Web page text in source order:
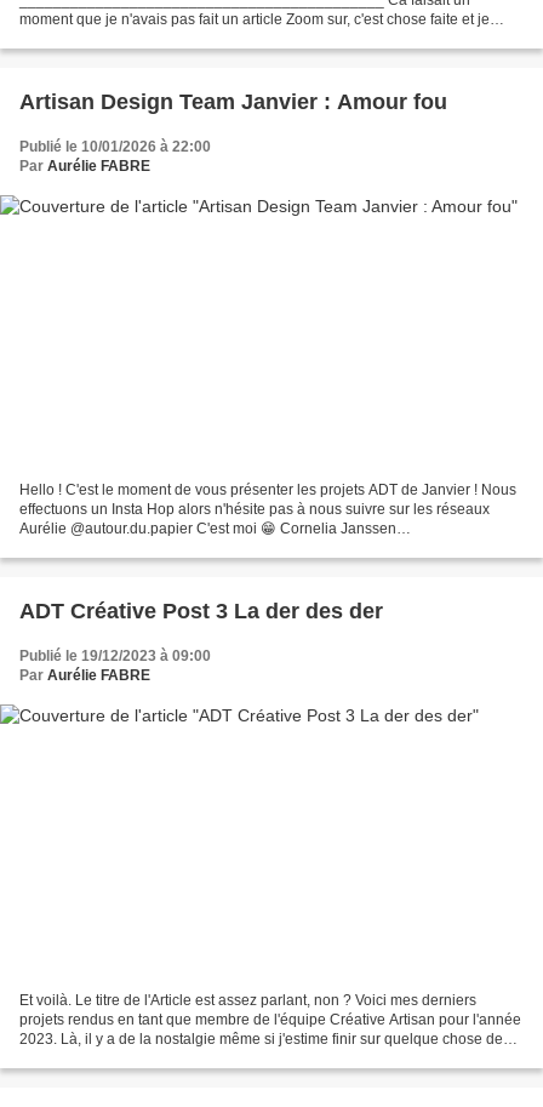
moment que je n'avais pas fait un article Zoom sur, c'est chose faite et je
Créatif ce mois-ci...
Artisan Design Team Janvier : Amour fou
Publié le 10/01/2026 à 22:00
Par Aurélie FABRE
Hello ! C'est le moment de vous présenter les projets ADT de Janvier ! Nous
effectuons un Insta Hop alors n'hésite pas à nous suivre sur les réseaux
Aurélie @autour.du.papier C'est moi 😁 Cornelia Janssen
ADT Créative Post 3 La der des der
Publié le 19/12/2023 à 09:00
Par Aurélie FABRE
Et voilà. Le titre de l'Article est assez parlant, non ? Voici mes derniers
projets rendus en tant que membre de l'équipe Créative Artisan pour l'année
2023. Là, il y a de la nostalgie même si j'estime finir sur quelque chose de